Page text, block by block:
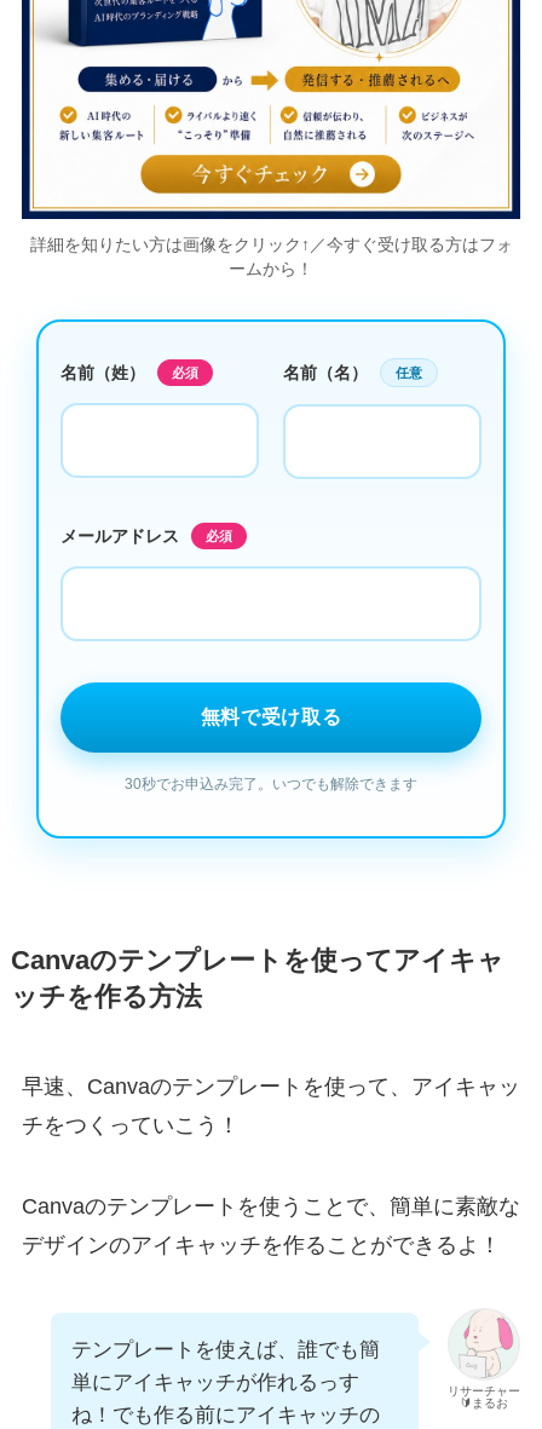
詳細を知りたい方は画像をクリック↑／今すぐ受け取る方はフォ
ームから！
名前（姓） 必須 名前（名） 任意
メールアドレス 必須
Canvaのテンプレートを使ってアイキャ
ッチを作る方法
早速、Canvaのテンプレートを使って、アイキャッ
チをつくっていこう！
Canvaのテンプレートを使うことで、簡単に素敵な
デザインのアイキャッチを作ることができるよ！
リサーチャー
🔰まるお
テンプレートを使えば、誰でも簡
単にアイキャッチが作れるっす
ね！でも作る前にアイキャッチの